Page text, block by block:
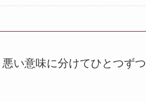
い意味に分けてひとつずつ